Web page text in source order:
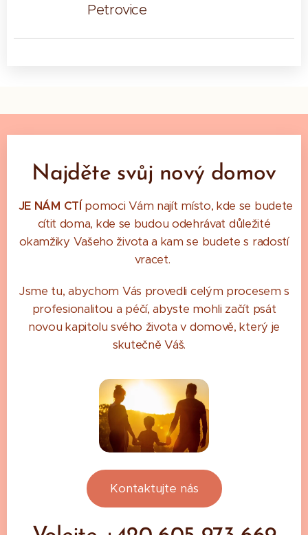
Petrovice
Najděte svůj nový domov
JE NÁM CTÍ pomoci Vám najít místo, kde se budete
cítit doma, kde se budou odehrávat důležité
okamžiky Vašeho života a kam se budete s radostí
vracet.
Jsme tu, abychom Vás provedli celým procesem s
profesionalitou a péčí, abyste mohli začít psát
novou kapitolu svého života v domově, který je
skutečně Váš.
Kontaktujte nás